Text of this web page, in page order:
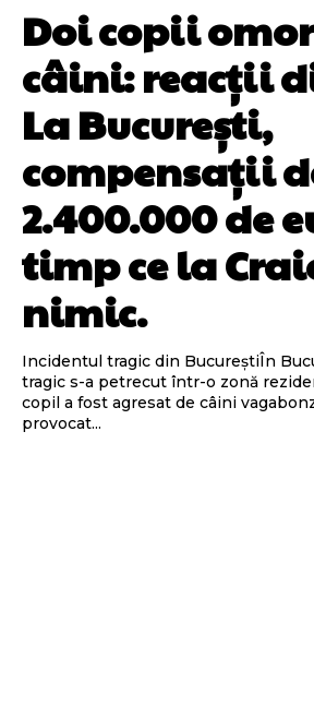
Doi copii
câini: reacţii
La Bucureşti,
compensaţii
2.400.000 de
timp ce la
nimic.
Incidentul tragic din BucureștiÎn
tragic s-a petrecut într-o zonă
copil a fost agresat de câini
provocat...